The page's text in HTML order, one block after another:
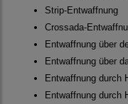
Strip-Entwaffnung
Crossada-
Entwaffnung über
Entwaffnung über
Entwaffnung durch
Entwaffnung durch